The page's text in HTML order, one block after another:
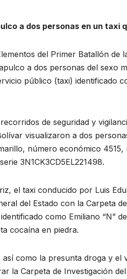
a dos personas en un taxi
del Primer Batallón de
a dos personas del sexo
público (taxi) identificado
de seguridad y
visualizaron a dos
número económico
3N1CK3CD5EL221498.
el taxi conducido por Luis
del Estado con la Carpeta
como Emiliano “N”
cocaína en piedra.
así como la presunta droga y
la Carpeta de Investigación